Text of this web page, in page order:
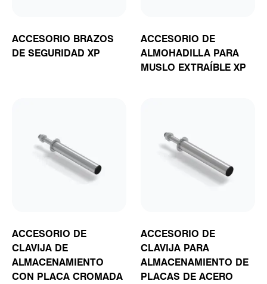
ACCESORIO BRAZOS
DE SEGURIDAD XP
ACCESORIO DE
ALMOHADILLA PARA
MUSLO EXTRAÍBLE XP
ACCESORIO DE
CLAVIJA DE
ALMACENAMIENTO
CON PLACA CROMADA
ACCESORIO DE
CLAVIJA PARA
ALMACENAMIENTO DE
PLACAS DE ACERO